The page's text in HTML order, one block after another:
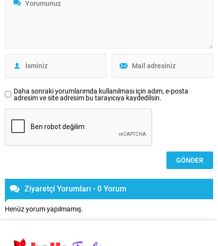
Daha sonraki yorumlarımda kullanılması için adım, e-posta
adresim ve site adresim bu tarayıcıya kaydedilsin.
Ziyaretçi Yorumları - 0 Yorum
Henüz yorum yapılmamış.